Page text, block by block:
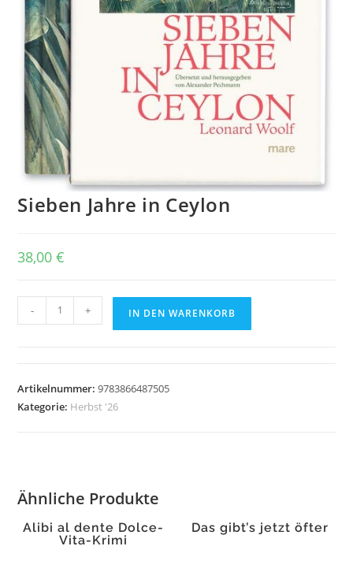
Sieben Jahre in Ceylon
38,00€
Jahre
Menge
- + IN DEN WARENKORB
Artikelnummer:9783866487505
Kategorie: Herbst '26
Ähnliche Produkte
Alibi al dente Dolce-
Vita-Krimi
Das gibt’s jetzt öfter